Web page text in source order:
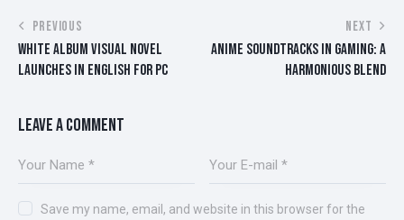
POST
NAVIGATION
PREVIOUS
WHITE ALBUM VISUAL NOVEL
LAUNCHES IN ENGLISH FOR PC
NEXT
ANIME SOUNDTRACKS IN GAMING: A
HARMONIOUS BLEND
LEAVE A COMMENT
Save my name, email, and website in this browser for the